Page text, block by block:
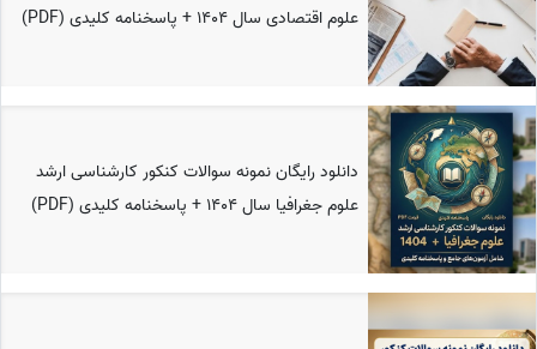
علوم اقتصادی سال 1404 + پاسخنامه کلیدی (PDF)
دانلود رایگان نمونه سوالات کنکور کارشناسی ارشد
علوم جغرافیا سال 1404 + پاسخنامه کلیدی (PDF)